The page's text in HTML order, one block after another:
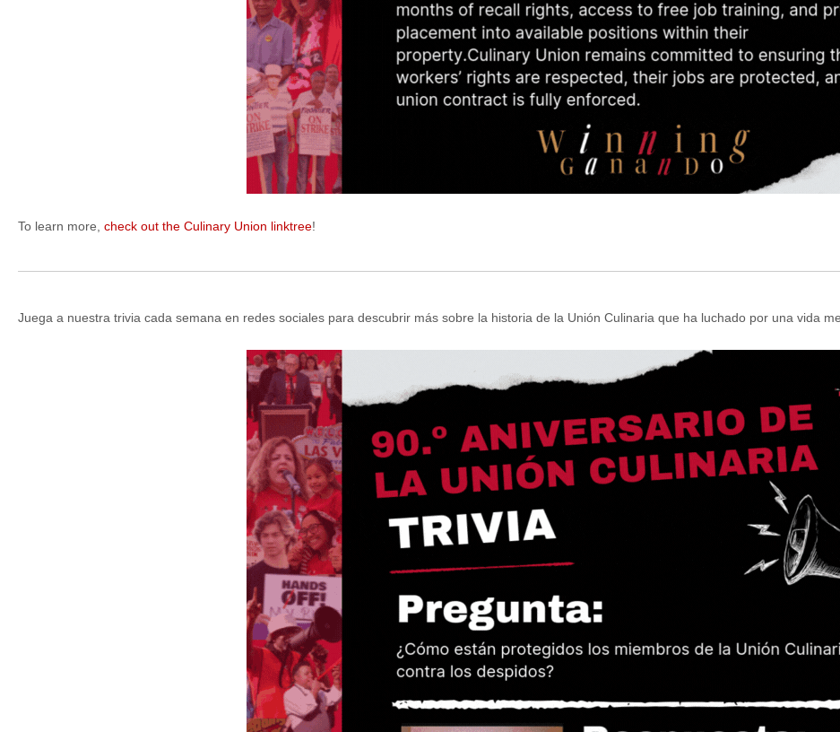
To learn more, check out the Culinary Union linktree!
Juega a nuestra trivia cada semana en redes sociales para descubrir más sobre la historia de la Unión Culinaria que ha luchado por una vida